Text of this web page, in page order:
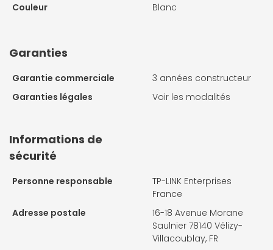
Couleur
Blanc
Garanties
Garantie commerciale
3 années constructeur
Garanties légales
Voir les modalités
Informations de
sécurité
Personne responsable
TP-LINK Enterprises
France
Adresse postale
16-18 Avenue Morane
Saulnier 78140 Vélizy-
Villacoublay, FR